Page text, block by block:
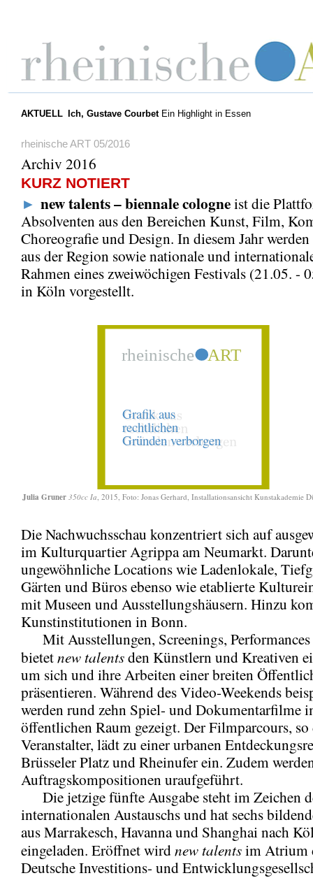
AKTUELL Ich, Gustave CourbetEin Highlight in Essen
rheinische ART 05/2016
Archiv 2016
KURZ NOTIERT
► new talents – biennale cologneist die
Absolventen aus den Bereichen Kunst, Film,
Choreografie und Design. In diesem Jahr
aus der Region sowie nationale und
Rahmen eines zweiwöchigen Festivals (21.05. -
in Köln vorgestellt.
Julia Gruner 350cc Ia , 2015, Foto: Jonas Gerhard, Installationsansicht Kunstakademie
Die Nachwuchsschau konzentriert sich auf
im Kulturquartier Agrippa am Neumarkt.
ungewöhnliche Locations wie Ladenlokale,
Gärten und Büros ebenso wie etablierte
mit Museen und Ausstellungshäusern. Hinzu
Kunstinstitutionen in Bonn.
Mit Ausstellungen, Screenings,
bietetnew talentsden Künstlern und Kreativen
um sich und ihre Arbeiten einer breiten
präsentieren. Während des Video-Weekends
werden rund zehn Spiel- und Dokumentarfilme
öffentlichen Raum gezeigt. Der Filmparcours, so
Veranstalter, lädt zu einer urbanen
Brüsseler Platz und Rheinufer ein. Zudem
Auftragskompositionen uraufgeführt.
Die jetzige fünfte Ausgabe steht im Zeichen
internationalen Austauschs und hat sechs
aus Marrakesch, Havanna und Shanghai nach
eingeladen. Eröffnet wirdnew talentsim Atrium
Deutsche Investitions- und